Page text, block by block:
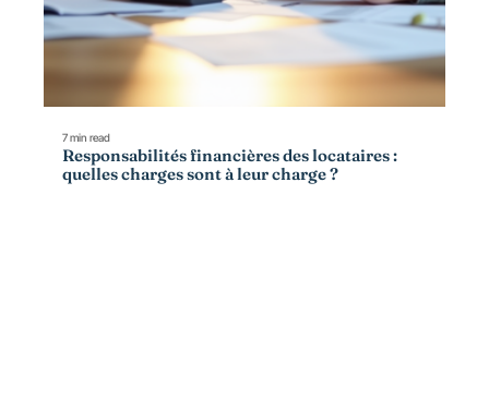
7 min read
Responsabilités financières des locataires :
quelles charges sont à leur charge ?